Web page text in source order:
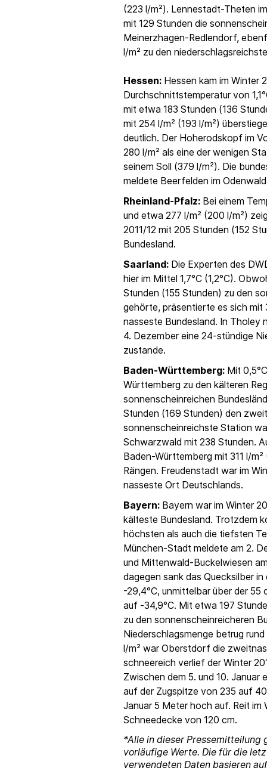
(223 l/m²). Lennestadt-Theten
mit 129 Stunden die
Meinerzhagen-Redlendorf,
l/m² zu den
Hessen: Hessen kam im Winter
Durchschnittstemperatur von
mit etwa 183 Stunden (136
mit 254 l/m² (193 l/m²)
deutlich. Der Hoherodskopf im
280 l/m² als eine der wenigen
seinem Soll (379 l/m²). Die
meldete Beerfelden im
Rheinland-Pfalz: Bei einem
und etwa 277 l/m² (200 l/m²)
2011/12 mit 205 Stunden (152
Bundesland.
Saarland: Die Experten des
hier im Mittel 1,7°C (1,2°C).
Stunden (155 Stunden) zu den
gehörte, präsentierte es sich mit
nasseste Bundesland. In Tholey
4. Dezember eine 24-stündige
zustande.
Baden-Württemberg: Mit
Württemberg zu den kälteren
sonnenscheinreichen
Stunden (169 Stunden) den
sonnenscheinreichste Station
Schwarzwald mit 238 Stunden.
Baden-Württemberg mit 311 l/
Rängen. Freudenstadt war im
nasseste Ort Deutschlands.
Bayern: Bayern war im Winter
kälteste Bundesland. Trotzdem
höchsten als auch die tiefsten
München-Stadt meldete am 2.
und Mittenwald-Buckelwiesen
dagegen sank das Quecksilber
-29,4°C, unmittelbar über der
auf -34,9°C. Mit etwa 197
zu den sonnenscheinreicheren
Niederschlagsmenge betrug
l/m² war Oberstdorf die
schneereich verlief der Winter
Zwischen dem 5. und 10.
auf der Zugspitze von 235 auf
Januar 5 Meter hoch auf. Reit im
Schneedecke von 120 cm.
*Alle in dieser
vorläufige Werte. Die für die
verwendeten Daten basieren